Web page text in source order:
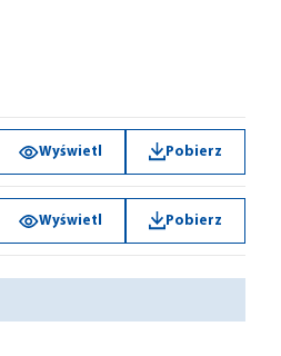
Wyświetl Pobierz
Wyświetl Pobierz